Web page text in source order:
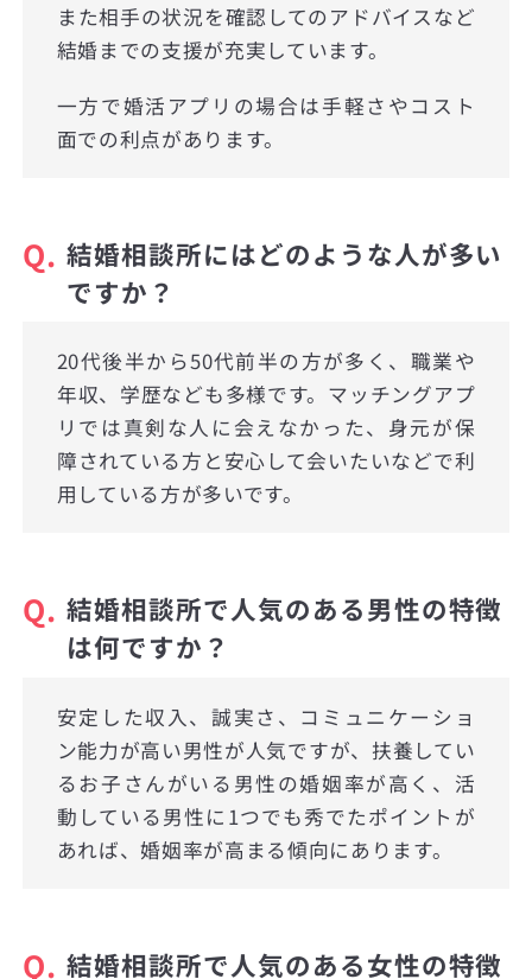
また相手の状況を確認してのアドバイスなど
結婚までの支援が充実しています。
一方で婚活アプリの場合は手軽さやコスト
面での利点があります。
Q. 結婚相談所にはどのような人が多い
ですか？
20代後半から50代前半の方が多く、職業や
年収、学歴なども多様です。マッチングアプ
リでは真剣な人に会えなかった、身元が保
障されている方と安心して会いたいなどで利
用している方が多いです。
Q. 結婚相談所で人気のある男性の特徴
は何ですか？
安定した収入、誠実さ、コミュニケーショ
ン能力が高い男性が人気ですが、扶養してい
るお子さんがいる男性の婚姻率が高く、活
動している男性に1つでも秀でたポイントが
あれば、婚姻率が高まる傾向にあります。
Q. 結婚相談所で人気のある女性の特徴